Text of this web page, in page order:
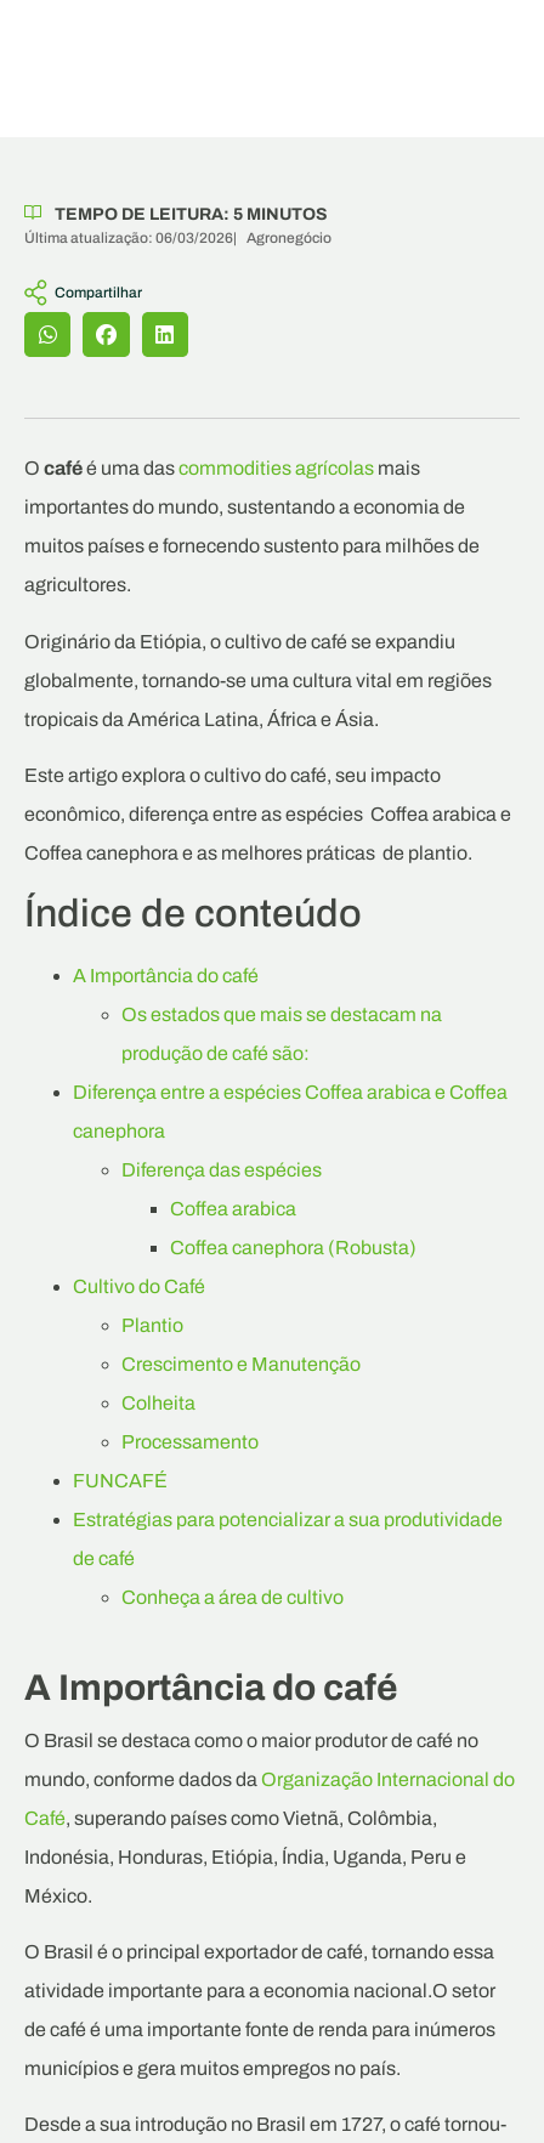
TEMPO DE LEITURA: 5 MINUTOS
Última atualização: 06/03/2026| Agronegócio
Compartilhar
O caféé uma dascommodities agrícolas mais
importantes do mundo, sustentando a economia de
muitos países e fornecendo sustento para milhões de
agricultores.
Originário da Etiópia, o cultivo de café se expandiu
globalmente, tornando-se uma cultura vital em regiões
tropicais da América Latina, África e Ásia.
Este artigo explora o cultivo do café, seu impacto
econômico, diferença entre as espécies Coffea arabica e
Coffea canephora e as melhores práticas de plantio.
Índice de conteúdo
A Importância do café
Os estados que mais se destacam na
produção de café são:
Diferença entre a espécies Coffea arabica e Coffea
canephora
Diferença das espécies
Coffea arabica
Coffea canephora (Robusta)
Cultivo do Café
Plantio
Crescimento e Manutenção
Colheita
Processamento
FUNCAFÉ
Estratégias para potencializar a sua produtividade
de café
Conheça a área de cultivo
A Importância do café
O Brasil se destaca como o maior produtor de café no
mundo, conforme dados da Organização Internacional do
Café, superando países como Vietnã, Colômbia,
Indonésia, Honduras, Etiópia, Índia, Uganda, Peru e
México.
O Brasil é o principal exportador de café, tornando essa
atividade importante para a economia nacional.O setor
de café é uma importante fonte de renda para inúmeros
municípios e gera muitos empregos no país.
Desde a sua introdução no Brasil em 1727, o café tornou-